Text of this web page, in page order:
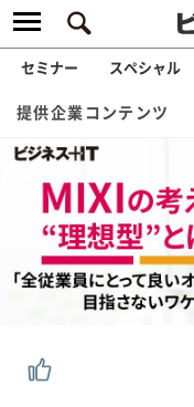
セミナー スペシャル
提供企業コンテンツ